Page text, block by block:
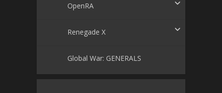
OpenRA
Renegade X
Global War: GENERALS